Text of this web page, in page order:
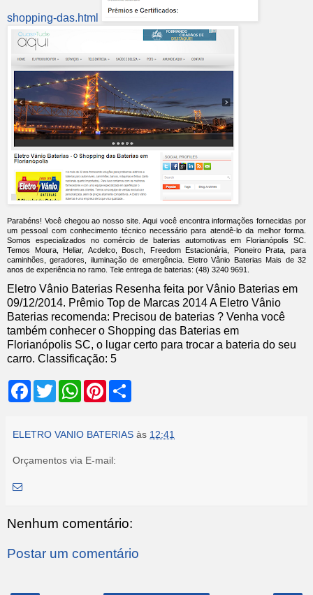
shopping-das.html
Parabéns! Você chegou ao nosso site. Aqui você encontra informações fornecidas por
um pessoal com conhecimento técnico necessário para atendê-lo da melhor forma.
Somos especializados no comércio de baterias automotivas em Florianópolis SC.
Temos Moura, Heliar, Acdelco, Bosch, Freedom Estacionária, Pioneiro Prata, para
caminhões, geradores, iluminação de emergência. Eletro Vânio Baterias Mais de 32
anos de experiência no ramo. Tele entrega de baterias: (48) 3240 9691.
Eletro Vânio Baterias Resenha feita por Vânio Baterias em
09/12/2014. Prêmio Top de Marcas 2014A Eletro Vânio
Baterias recomenda: Precisou de baterias ? Venha você
também conhecer o Shopping das Baterias em
Florianópolis SC, o lugar certo para trocar a bateria do seu
carro. Classificação: 5
F
b
o
k
T
w
t
e
W
s
A
p
P
e
r
s
e
ELETRO VANIO BATERIAS às 12:41
Orçamentos via E-mail:
Nenhum comentário:
Postar um comentário